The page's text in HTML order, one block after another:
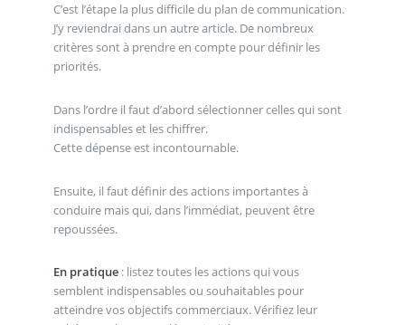
C’est l’étape la plus difficile du plan de communication.
J’y reviendrai dans un autre article. De nombreux
critères sont à prendre en compte pour définir les
priorités.
Dans l’ordre il faut d’abord sélectionner celles qui sont
indispensables et les chiffrer.
Cette dépense est incontournable.
Ensuite, il faut définir des actions importantes à
conduire mais qui, dans l’immédiat, peuvent être
repoussées.
En pratique: listez toutes les actions qui vous
semblent indispensables ou souhaitables pour
atteindre vos objectifs commerciaux. Vérifiez leur